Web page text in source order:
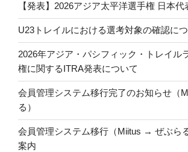
【発表】2026アジア太平洋選手権 日本
U23トレイルにおける選考対象の確認に
2026年アジア・パシフィック・トレイル
権に関するITRA発表について
会員管理システム移行完了のお知らせ（
る）
会員管理システム移行（Miitus → ぜぶら
案内